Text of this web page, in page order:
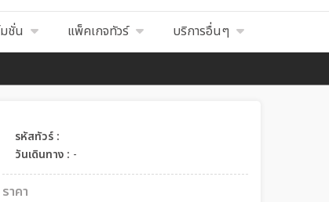
ชั่น แพ็คเกจทัวร์ บริการอื่นๆ
รหัสทัวร์ :
วันเดินทาง : -
ราคา